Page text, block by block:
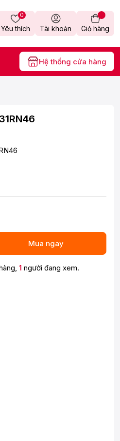
Yêu thích
0
Tài khoản Giỏ hàng
Hệ thống cửa hàng
Mua ngay
1 người đang xem.